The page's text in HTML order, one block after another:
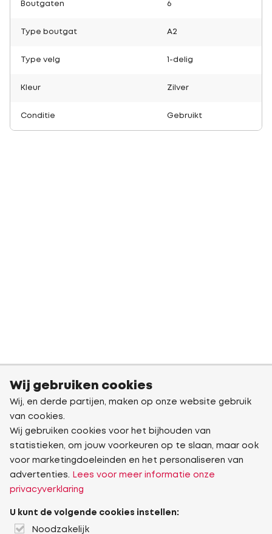
Boutgaten 6
Type boutgat A2
Type velg 1-delig
Kleur Zilver
Conditie Gebruikt
Wij gebruiken cookies
Wij, en derde partijen, maken op onze website gebruik
van cookies.
Wij gebruiken cookies voor het bijhouden van
statistieken, om jouw voorkeuren op te slaan, maar ook
voor marketingdoeleinden en het personaliseren van
advertenties.
Lees voor meer informatie onze
privacyverklaring
U kunt de volgende cookies instellen:
Noodzakelijk